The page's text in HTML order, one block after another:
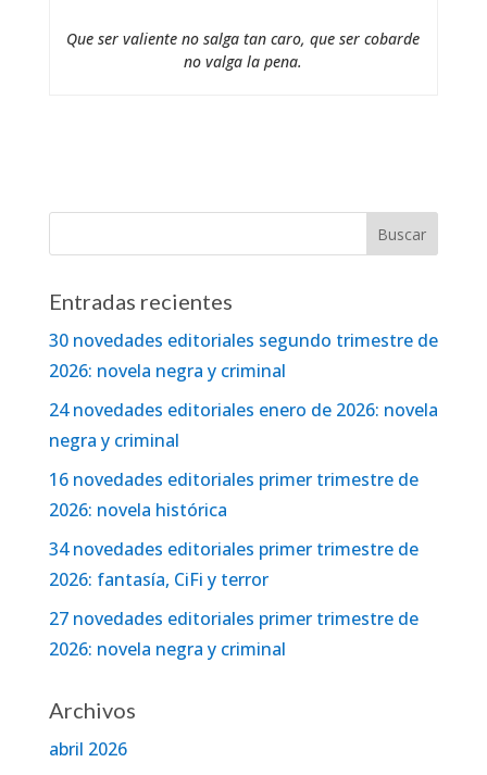
Que ser valiente no salga tan caro, que ser cobarde
no valga la pena.
Entradas recientes
30 novedades editoriales segundo trimestre de
2026: novela negra y criminal
24 novedades editoriales enero de 2026: novela
negra y criminal
16 novedades editoriales primer trimestre de
2026: novela histórica
34 novedades editoriales primer trimestre de
2026: fantasía, CiFi y terror
27 novedades editoriales primer trimestre de
2026: novela negra y criminal
Archivos
abril 2026